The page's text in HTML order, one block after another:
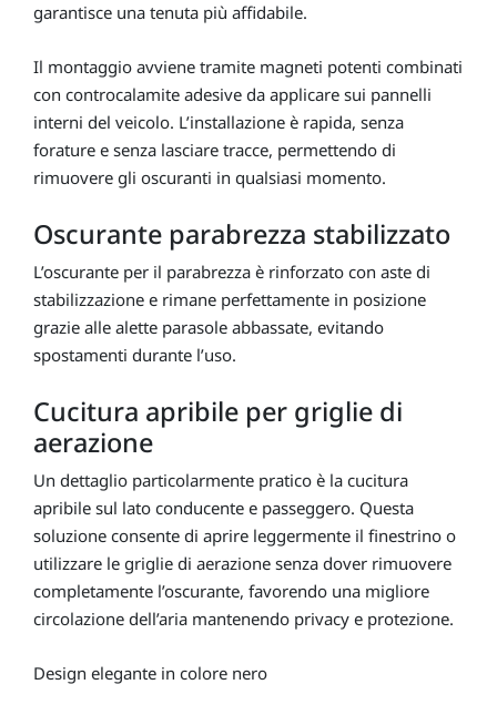
garantisce una tenuta più affidabile.
Il montaggio avviene tramite magneti potenti combinati
con controcalamite adesive da applicare sui pannelli
interni del veicolo. L’installazione è rapida, senza
forature e senza lasciare tracce, permettendo di
rimuovere gli oscuranti in qualsiasi momento.
Oscurante parabrezza stabilizzato
L’oscurante per il parabrezza è rinforzato con aste di
stabilizzazione e rimane perfettamente in posizione
grazie alle alette parasole abbassate, evitando
spostamenti durante l’uso.
Cucitura apribile per griglie di
aerazione
Un dettaglio particolarmente pratico è la cucitura
apribile sul lato conducente e passeggero. Questa
soluzione consente di aprire leggermente il finestrino o
utilizzare le griglie di aerazione senza dover rimuovere
completamente l’oscurante, favorendo una migliore
circolazione dell’aria mantenendo privacy e protezione.
Design elegante in colore nero